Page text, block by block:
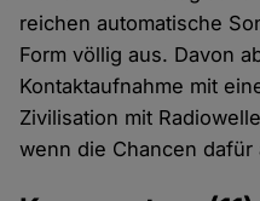
reichen automatische
Form völlig aus. Davon
Kontaktaufnahme mit
Zivilisation mit
wenn die Chancen